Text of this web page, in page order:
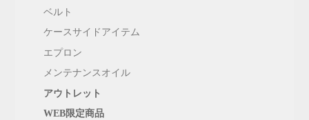
ベルト
ケースサイドアイテム
エプロン
メンテナンスオイル
アウトレット
WEB限定商品